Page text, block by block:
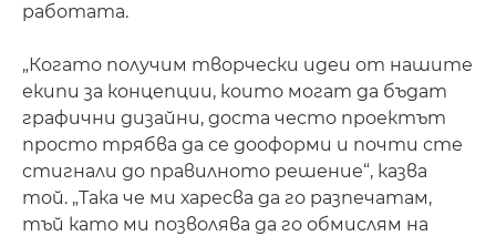
работата.
„Когато получим творчески идеи от нашите
екипи за концепции, които могат да бъдат
графични дизайни, доста често проектът
просто трябва да се дооформи и почти сте
стигнали до правилното решение“, казва
той. „Така че ми харесва да го разпечатам,
тъй като ми позволява да го обмислям на